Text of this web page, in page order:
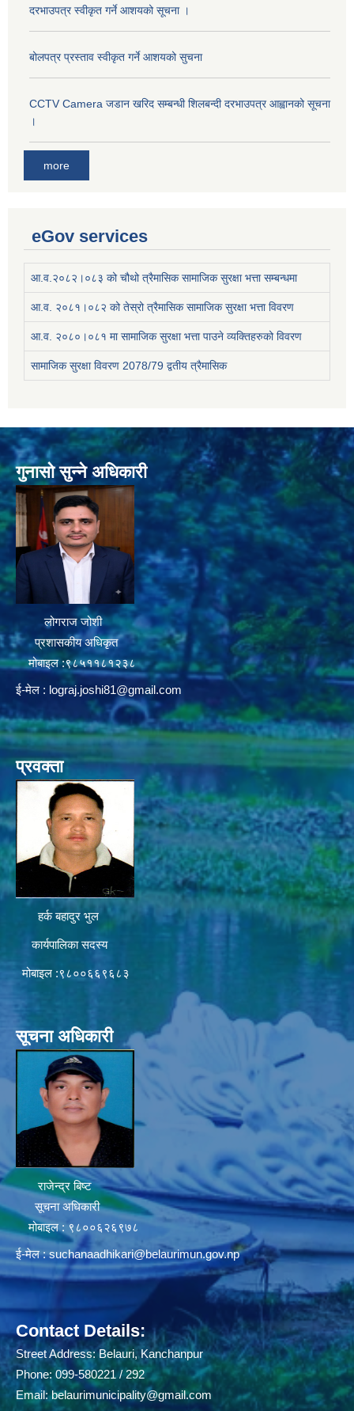
दरभाउपत्र स्वीकृत गर्ने आशयको सूचना ।
बोलपत्र प्रस्ताव स्वीकृत गर्ने आशयको सुचना
CCTV Camera जडान खरिद सम्बन्धी शिलबन्दी दरभाउपत्र आह्वानको सूचना
।
more
eGov services
आ.व.२०८२।०८३ को चौथो त्रैमासिक सामाजिक सुरक्षा भत्ता सम्बन्धमा
आ.व. २०८१।०८२ को तेस्रो त्रैमासिक सामाजिक सुरक्षा भत्ता विवरण
आ.व. २०८०।०८१ मा सामाजिक सुरक्षा भत्ता पाउने व्यक्तिहरुको विवरण
सामाजिक सुरक्षा विवरण 2078/79 द्वतीय त्रैमासिक
गुनासो सुन्ने अधिकारी
लोगराज जोशी
प्रशासकीय अधिकृत
मोबाइल :९८५११८१२३८
ई-मेल : lograj.joshi81@gmail.com
प्रवक्ता
हर्क बहादुर भुल
कार्यपालिका सदस्य
मोबाइल :९८००६६९६८३
सूचना अधिकारी
राजेन्द्र बिष्ट
सूचना अधिकारी
मोबाइल : ९८००६२६९७८
ई-मेल :suchanaadhikari@belaurimun.gov.np
Contact Details:
Street Address: Belauri, Kanchanpur
Phone: 099-580221 / 292
Email:belaurimunicipality@gmail.com